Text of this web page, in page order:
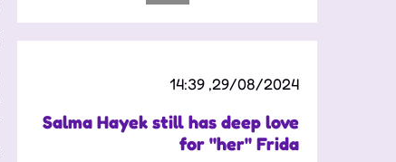
29/08/2024, 14:39
Salma Hayek still has deep love
for "her" Frida